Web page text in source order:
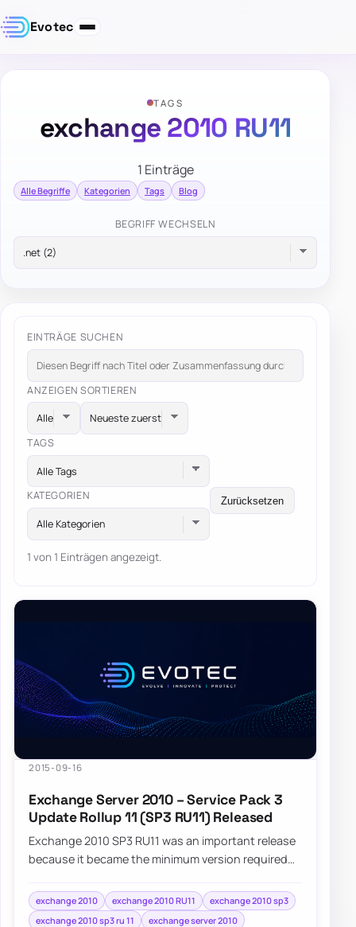
Evotec
TAGS
exchange 2010 RU11
1 Einträge
Alle Begriffe Kategorien Tags Blog
BEGRIFF WECHSELN
EINTRÄGE SUCHEN
ANZEIGEN SORTIEREN
TAGS
Alle Tags
KATEGORIEN
Alle Kategorien
Zurücksetzen
1 von 1 Einträgen angezeigt.
2015-09-16
Exchange Server 2010 – Service Pack 3
Update Rollup 11 (SP3 RU11) Released
Exchange 2010 SP3 RU11 was an important release
because it became the minimum version required
exchange 2010 exchange 2010 RU11
exchange 2010 sp3
exchange 2010 sp3 ru 11
exchange server 2010